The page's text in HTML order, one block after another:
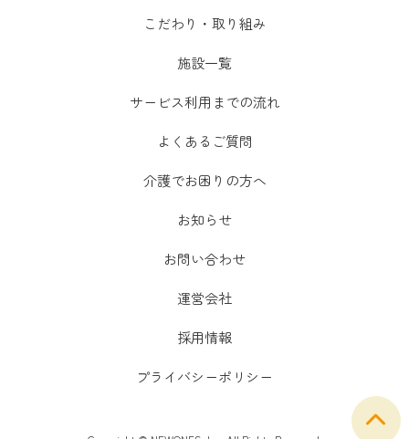
こだわり・取り組み
施設一覧
サービス利用までの流れ
よくあるご質問
介護でお困りの方へ
お知らせ
お問い合わせ
運営会社
採用情報
プライバシーポリシー